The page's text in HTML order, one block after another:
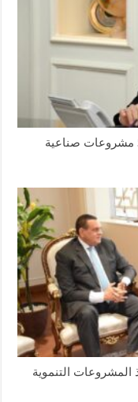
وزير الإسكان: تخصيص ٢١٠٤٥م٢ لإقامة 5 مشروعات صناعية
المشروعات التنموية